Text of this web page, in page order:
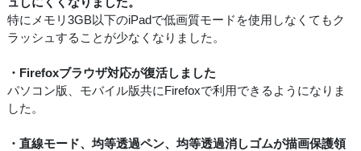
特にメモリ3GB以下のiPadで低画質モードを使用しなくてもク
ラッシュすることが少なくなりました。
・Firefoxブラウザ対応が復活しました
パソコン版、モバイル版共にFirefoxで利用できるようになりま
した。
・直線モード、均等透過ペン、均等透過消しゴムが描画保護領